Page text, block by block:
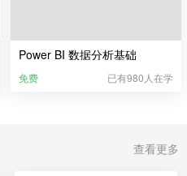
Power BI 数据分析基础
免费 已有980人在学
查看更多